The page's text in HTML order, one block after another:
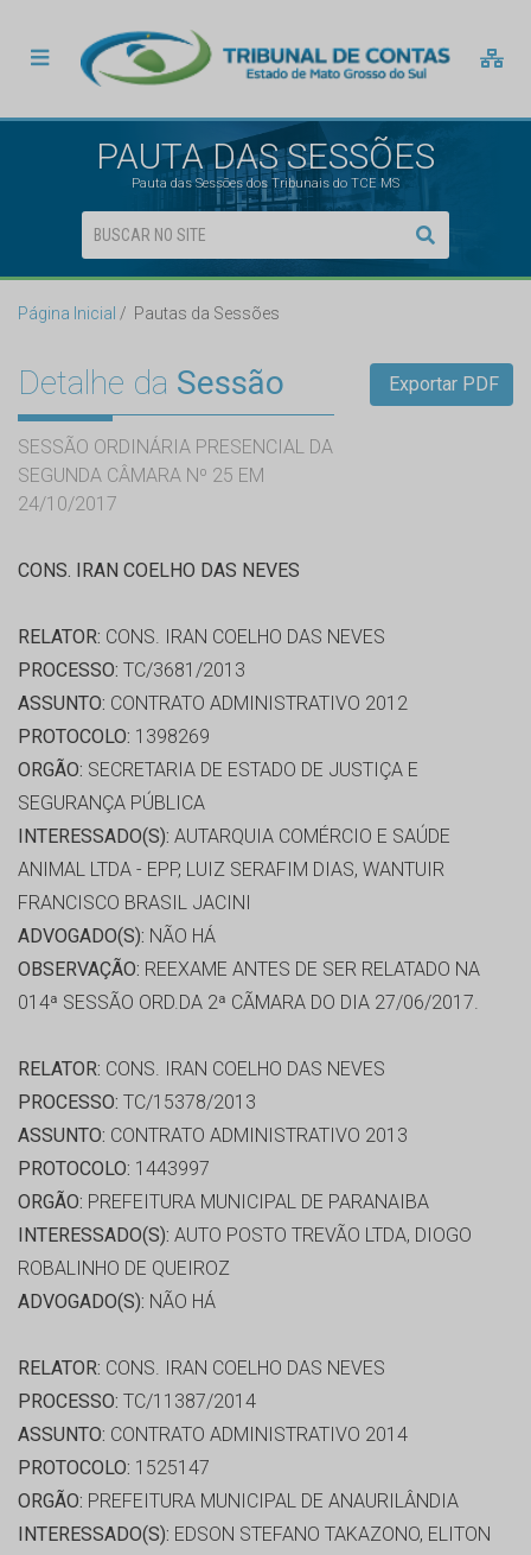
PAUTA DAS SESSÕES
Pauta das Sessões dos Tribunais do TCE MS
Página Inicial Pautas da Sessões
Detalhe da Sessão
SESSÃO ORDINÁRIA PRESENCIAL DA
SEGUNDA CÂMARA Nº 25 EM
24/10/2017
Exportar PDF
CONS. IRAN COELHO DAS NEVES
RELATOR: CONS. IRAN COELHO DAS NEVES
PROCESSO: TC/3681/2013
ASSUNTO: CONTRATO ADMINISTRATIVO 2012
PROTOCOLO: 1398269
ORGÃO: SECRETARIA DE ESTADO DE JUSTIÇA E
SEGURANÇA PÚBLICA
INTERESSADO(S): AUTARQUIA COMÉRCIO E SAÚDE
ANIMAL LTDA - EPP, LUIZ SERAFIM DIAS, WANTUIR
FRANCISCO BRASIL JACINI
ADVOGADO(S): NÃO HÁ
OBSERVAÇÃO: REEXAME ANTES DE SER RELATADO NA
014ª SESSÃO ORD.DA 2ª CÃMARA DO DIA 27/06/2017.
RELATOR: CONS. IRAN COELHO DAS NEVES
PROCESSO: TC/15378/2013
ASSUNTO: CONTRATO ADMINISTRATIVO 2013
PROTOCOLO: 1443997
ORGÃO: PREFEITURA MUNICIPAL DE PARANAIBA
INTERESSADO(S): AUTO POSTO TREVÃO LTDA, DIOGO
ROBALINHO DE QUEIROZ
ADVOGADO(S): NÃO HÁ
RELATOR: CONS. IRAN COELHO DAS NEVES
PROCESSO: TC/11387/2014
ASSUNTO: CONTRATO ADMINISTRATIVO 2014
PROTOCOLO: 1525147
ORGÃO: PREFEITURA MUNICIPAL DE ANAURILÂNDIA
INTERESSADO(S): EDSON STEFANO TAKAZONO, ELITON